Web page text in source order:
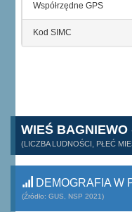
Współrzędne GPS
Kod SIMC
WIEŚ BAGNIEWO
(LICZBA LUDNOŚCI, PŁEĆ
DEMOGRAFIA W
(Źródło: GUS, NSP 2021)